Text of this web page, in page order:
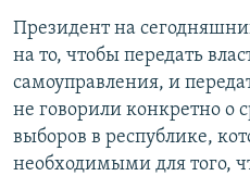
Президент на
на то, чтобы передать
самоуправления, и
не говорили конкретно о
выборов в республике,
необходимыми для того,